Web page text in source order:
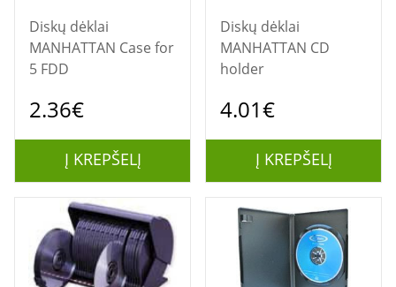
Diskų dėklai
MANHATTAN Case for
5 FDD
2.36€
Į KREPŠELĮ
Diskų dėklai
MANHATTAN CD
holder
4.01€
Į KREPŠELĮ